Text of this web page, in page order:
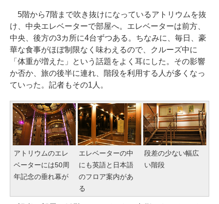
5階から7階まで吹き抜けになっているアトリウムを抜
け、中央エレベーターで部屋へ。エレベーターは前方、
中央、後方の3カ所に4台ずつある。ちなみに、毎日、豪
華な食事がほぼ制限なく味わえるので、クルーズ中に
「体重が増えた」という話題をよく耳にした。その影響
か否か、旅の後半に連れ、階段を利用する人が多くなっ
ていった。記者もその1人。
アトリウムのエレ
ベーターには50周
年記念の垂れ幕が
エレベーターの中
にも英語と日本語
のフロア案内があ
る
段差の少ない幅広
い階段